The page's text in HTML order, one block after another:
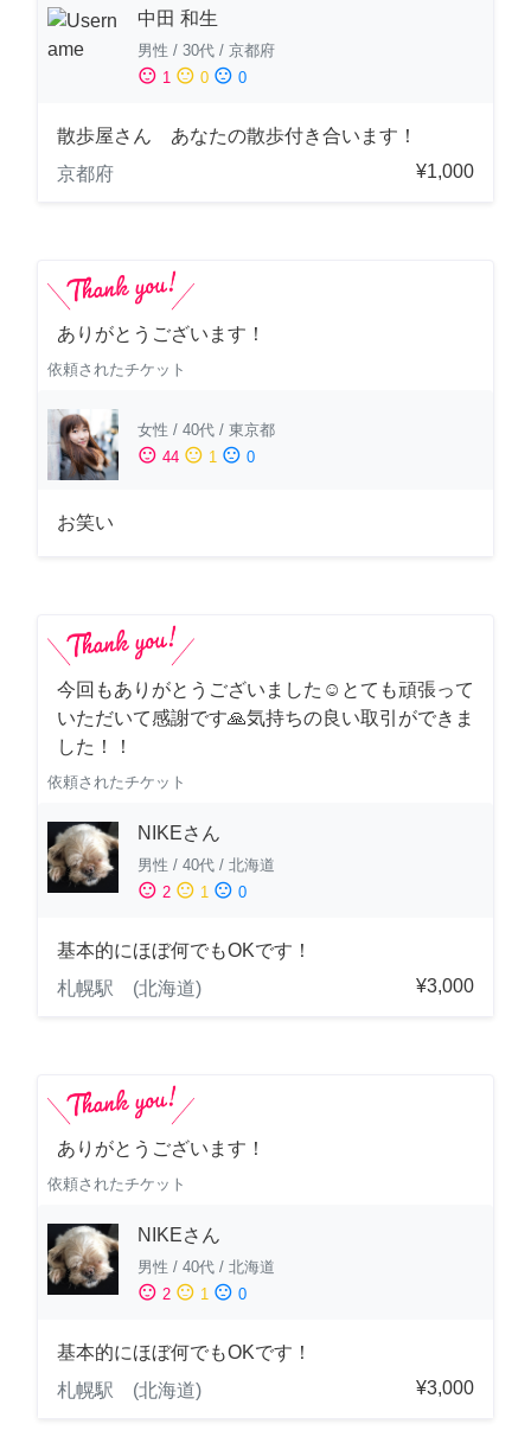
中田 和生
男性 / 30代 / 京都府
sentiment_satisfied 1 sentiment_neutral 0 sentiment_dissatisfied 0
散歩屋さん あなたの散歩付き合います！
京都府
¥1,000
ありがとうございます！
依頼されたチケット
女性 / 40代 / 東京都
sentiment_satisfied 44 sentiment_neutral 1 sentiment_dissatisfied 0
お笑い
今回もありがとうございました☺️とても頑張って
いただいて感謝です🙏気持ちの良い取引ができま
した！！
依頼されたチケット
NIKEさん
男性 / 40代 / 北海道
sentiment_satisfied 2 sentiment_neutral 1 sentiment_dissatisfied 0
基本的にほぼ何でもOKです！
札幌駅 (北海道)
¥3,000
ありがとうございます！
依頼されたチケット
NIKEさん
男性 / 40代 / 北海道
sentiment_satisfied 2 sentiment_neutral 1 sentiment_dissatisfied 0
基本的にほぼ何でもOKです！
札幌駅 (北海道)
¥3,000